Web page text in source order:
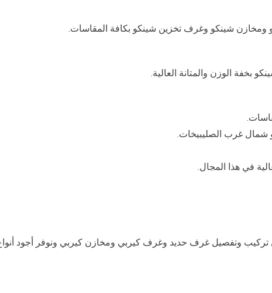
شينكو وغرف تخزين شينكو بكافة المقاسات.
بخفة الوزن والمتانة العالية.
شمال غرب الصليبيخات.
في هذا المجال.
وتفصيل غرف حديد وغرف كيربي ومخازن كيربي ونوفر أجود